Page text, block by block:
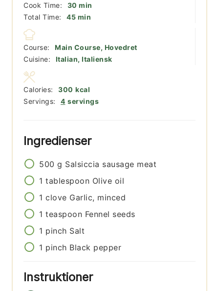
Cook Time:
30 minutter
min
Total Time:
45minutter
min
Course:
Main Course, Hovedret
Cuisine:
Italian, Italiensk
Servings: 4 servings
Calories: 300 kcal
Ingredienser
500 g Salsiccia sausage meat
1 tablespoon Olive oil
1 clove Garlic, minced
1 teaspoon Fennel seeds
1 pinch Salt
1 pinch Black pepper
Instruktioner